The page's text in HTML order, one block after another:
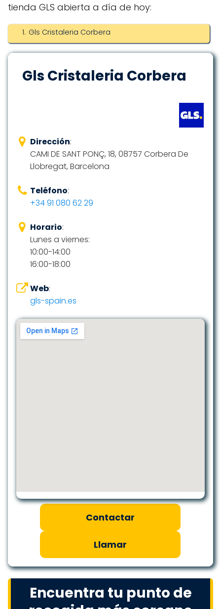
tienda GLS abierta a día de hoy:
Gls Cristaleria Corbera
Gls Cristaleria Corbera
Dirección:
CAMI DE SANT PONÇ, 18, 08757 Corbera De
Llobregat, Barcelona
Teléfono:
+34 91 080 62 29
Horario:
Lunes a viernes:
10:00-14:00
16:00-18:00
Web:
gls-spain.es
Contactar
Llamar
Encuentra tu punto de